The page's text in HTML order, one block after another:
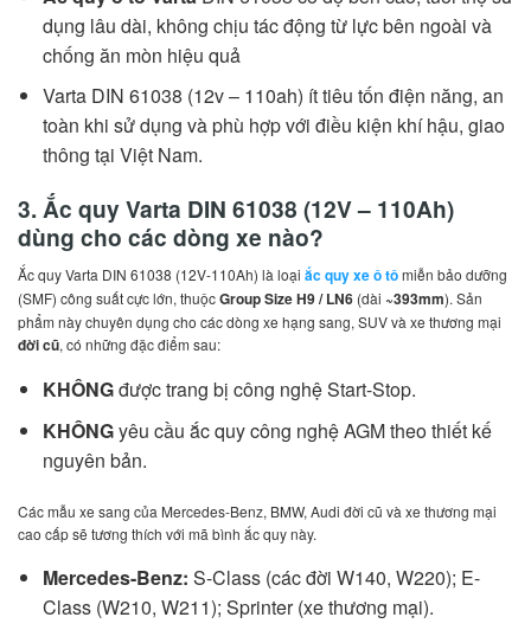
dụng lâu dài, không chịu tác động từ lực bên ngoài và
chống ăn mòn hiệu quả
Varta DIN 61038 (12v – 110ah) ít tiêu tốn điện năng, an
toàn khi sử dụng và phù hợp với điều kiện khí hậu, giao
thông tại Việt Nam.
3. Ắc quy Varta DIN 61038 (12V – 110Ah)
dùng cho các dòng xe nào?
Ắc quy Varta DIN 61038 (12V-110Ah) là loại ắc quy xe ô tômiễn bảo dưỡng
(SMF) công suất cực lớn, thuộcGroup Size H9 / LN6 (dài ~393mm). Sản
phẩm này chuyên dụng cho các dòng xe hạng sang, SUV và xe thương mại
đời cũ, có những đặc điểm sau:
KHÔNGđược trang bị công nghệ Start-Stop.
KHÔNGyêu cầu ắc quy công nghệ AGM theo thiết kế
nguyên bản.
Các mẫu xe sang của Mercedes-Benz, BMW, Audi đời cũ và xe thương mại
cao cấp sẽ tương thích với mã bình ắc quy này.
Mercedes-Benz: S-Class (các đời W140, W220); E-
Class (W210, W211); Sprinter (xe thương mại).